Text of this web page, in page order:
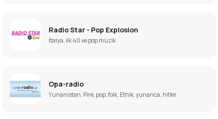
Radio Star - Pop Explosion
İtalya, ilk 40 ve pop müzik
Opa-radio
Yunanistan, Pire, pop, folk, Etnik, yunanca, hitler